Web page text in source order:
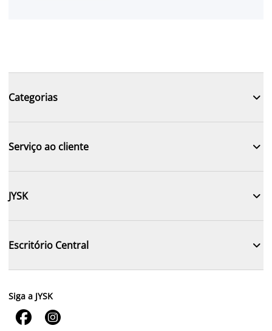
Categorias 
Serviço ao cliente 
JYSK 
Escritório Central 
Siga a JYSK
 